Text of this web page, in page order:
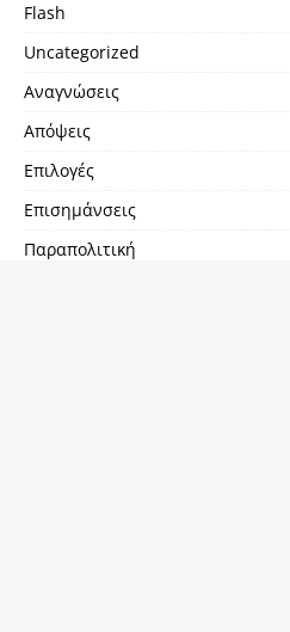
Flash
Uncategorized
Αναγνώσεις
Απόψεις
Επιλογές
Επισημάνσεις
Παραπολιτική